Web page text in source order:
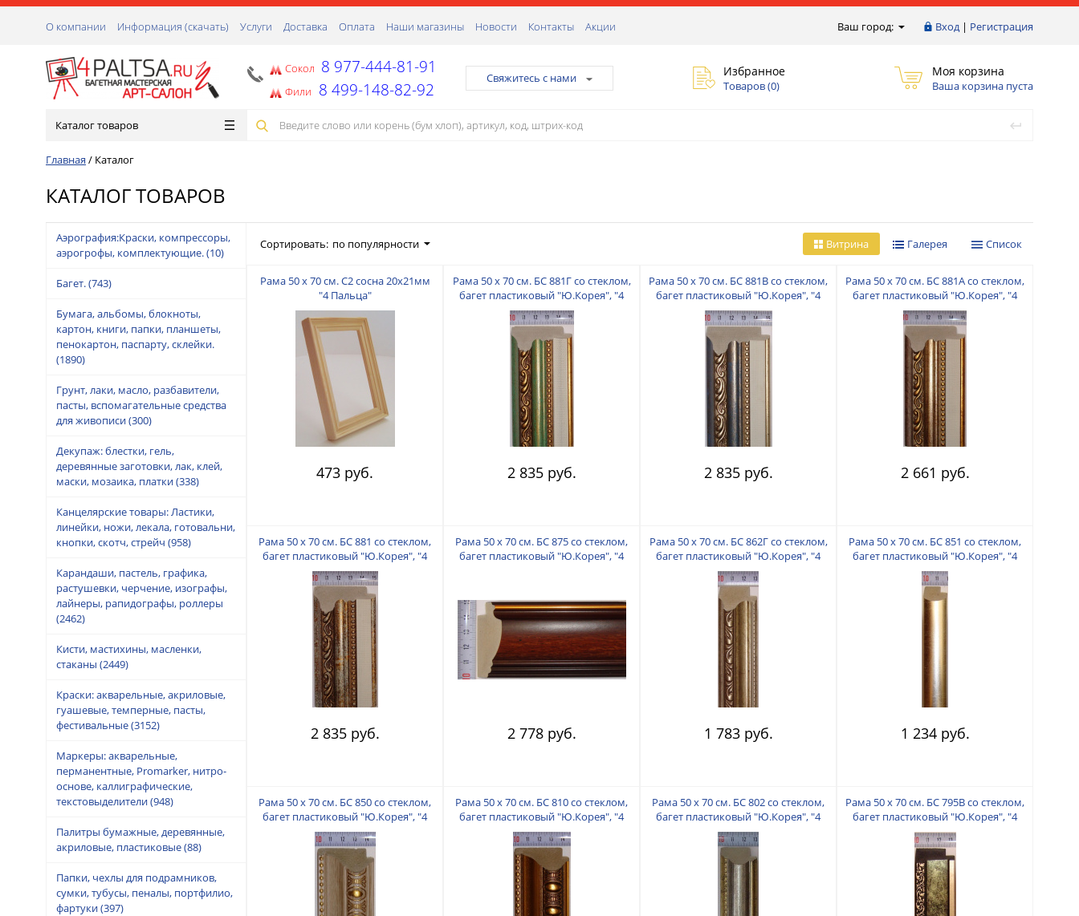
Ваш город: Вход| Регистрация
О компании Информация (скачать) Услуги Доставка Оплата Наши магазины Новости Контакты Акции
Сокол 8 977-444-81-91
Фили 8 499-148-82-92
Свяжитесь с нами Избранное
Товаров (0)
Моя корзина
Ваша корзина пуста
Каталог товаров
Главная / Каталог
КАТАЛОГ ТОВАРОВ
Аэрография:Краски, компрессоры,
аэрогрофы, комплектующие.(10)
Багет.(743)
Бумага, альбомы, блокноты,
картон, книги, папки, планшеты,
пенокартон, паспарту, склейки.
(1890)
Грунт, лаки, масло, разбавители,
пасты, вспомагательные средства
для живописи(300)
Декупаж: блестки, гель,
деревянные заготовки, лак, клей,
маски, мозаика, платки(338)
Канцелярские товары: Ластики,
линейки, ножи, лекала, готовальни,
кнопки, скотч, стрейч (958)
Карандаши, пастель, графика,
растушевки, черчение, изографы,
лайнеры, рапидографы, роллеры
(2462)
Кисти, мастихины, масленки,
стаканы (2449)
Краски: акварельные, акриловые,
гуашевые, темперные, пасты,
фестивальные(3152)
Маркеры: акварельные,
перманентные, Promarker, нитро-
основе, каллиграфические,
текстовыделители(948)
Палитры бумажные, деревянные,
акриловые, пластиковые(88)
Папки, чехлы для подрамников,
сумки, тубусы, пеналы, портфилио,
фартуки(397)
Список
Галерея
Витрина
Сортировать: по популярности
Рама 50 х 70 см. С2 сосна 20х21мм
"4 Пальца"
473 руб.
Рама 50 х 70 см. БС 881Г со стеклом,
багет пластиковый "Ю.Корея", "4
пальца"
2 835 руб.
Рама 50 х 70 см. БС 881В со стеклом,
багет пластиковый "Ю.Корея", "4
пальца"
2 835 руб.
Рама 50 х 70 см. БС 881А со стеклом,
багет пластиковый "Ю.Корея", "4
пальца"
2 661 руб.
Рама 50 х 70 см. БС 881 со стеклом,
багет пластиковый "Ю.Корея", "4
пальца"
2 835 руб.
Рама 50 х 70 см. БС 875 со стеклом,
багет пластиковый "Ю.Корея", "4
2 778 руб.
Рама 50 х 70 см. БС 862Г со стеклом,
багет пластиковый "Ю.Корея", "4
пальца"
1 783 руб.
Рама 50 х 70 см. БС 851 со стеклом,
багет пластиковый "Ю.Корея", "4
пальца"
1 234 руб.
Рама 50 х 70 см. БС 850 со стеклом,
багет пластиковый "Ю.Корея", "4
пальца"
Рама 50 х 70 см. БС 810 со стеклом,
багет пластиковый "Ю.Корея", "4
пальца"
Рама 50 х 70 см. БС 802 со стеклом,
багет пластиковый "Ю.Корея", "4
пальца"
Рама 50 х 70 см. БС 795В со стеклом,
багет пластиковый "Ю.Корея", "4
пальца"